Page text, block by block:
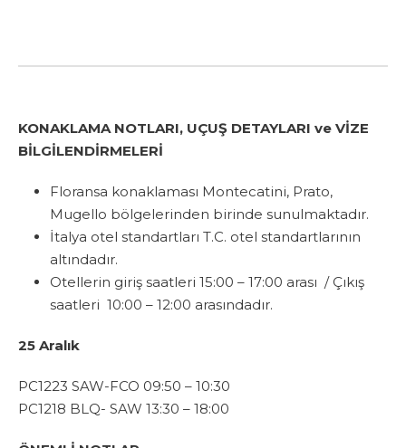
KONAKLAMA NOTLARI, UÇUŞ DETAYLARI ve VİZE
BİLGİLENDİRMELERİ
Floransa konaklaması Montecatini, Prato,
Mugello bölgelerinden birinde sunulmaktadır.
İtalya otel standartları T.C. otel standartlarının
altındadır.
Otellerin giriş saatleri 15:00 – 17:00 arası / Çıkış
saatleri 10:00 – 12:00 arasındadır.
25 Aralık
PC1223 SAW-FCO 09:50 – 10:30
PC1218 BLQ- SAW 13:30 – 18:00